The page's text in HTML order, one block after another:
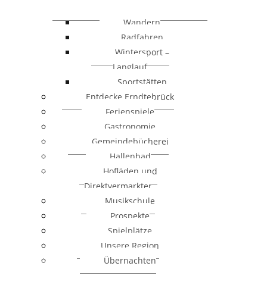
Wandern
Radfahren
Wintersport –
Langlauf
Sportstätten
Entdecke Erndtebrück
Ferienspiele
Gastronomie
Gemeindebücherei
Hallenbad
Hofläden und
Direktvermarkter
Musikschule
Prospekte
Spielplätze
Unsere Region
Übernachten